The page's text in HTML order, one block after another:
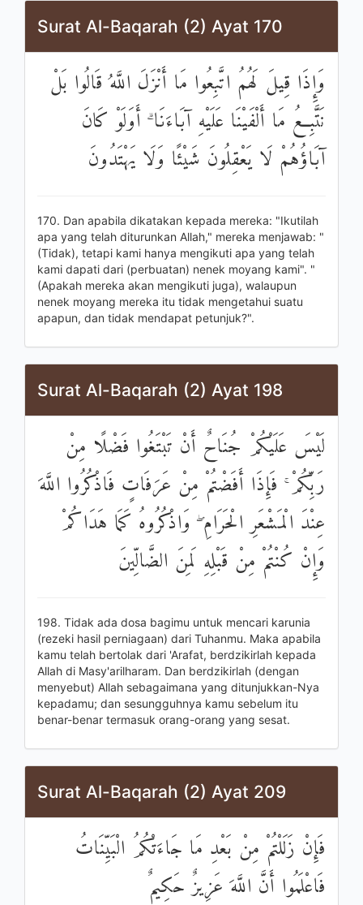
Surat Al-Baqarah (2) Ayat 170
وَإِذَا قِيلَ لَهُمُ اتَّبِعُوا مَا أَنْزَلَ اللَّهُ قَالُوا بَلْ
نَتَّبِعُ مَا أَلْفَيْنَا عَلَيْهِ آبَاءَنَا ۗ أَوَلَوْ كَانَ
آبَاؤُهُمْ لَا يَعْقِلُونَ شَيْئًا وَلَا يَهْتَدُونَ
170. Dan apabila dikatakan kepada mereka: "Ikutilah
apa yang telah diturunkan Allah," mereka menjawab: "
(Tidak), tetapi kami hanya mengikuti apa yang telah
kami dapati dari (perbuatan) nenek moyang kami". "
(Apakah mereka akan mengikuti juga), walaupun
nenek moyang mereka itu tidak mengetahui suatu
apapun, dan tidak mendapat petunjuk?".
Surat Al-Baqarah (2) Ayat 198
لَيْسَ عَلَيْكُمْ جُنَاحٌ أَنْ تَبْتَغُوا فَضْلًا مِنْ
رَبِّكُمْ ۚ فَإِذَا أَفَضْتُمْ مِنْ عَرَفَاتٍ فَاذْكُرُوا اللَّهَ
عِنْدَ الْمَشْعَرِ الْحَرَامِ ۖ وَاذْكُرُوهُ كَمَا هَدَاكُمْ
وَإِنْ كُنْتُمْ مِنْ قَبْلِهِ لَمِنَ الضَّالِّينَ
198. Tidak ada dosa bagimu untuk mencari karunia
(rezeki hasil perniagaan) dari Tuhanmu. Maka apabila
kamu telah bertolak dari 'Arafat, berdzikirlah kepada
Allah di Masy'arilharam. Dan berdzikirlah (dengan
menyebut) Allah sebagaimana yang ditunjukkan-Nya
kepadamu; dan sesungguhnya kamu sebelum itu
benar-benar termasuk orang-orang yang sesat.
Surat Al-Baqarah (2) Ayat 209
فَإِنْ زَلَلْتُمْ مِنْ بَعْدِ مَا جَاءَتْكُمُ الْبَيِّنَاتُ
فَاعْلَمُوا أَنَّ اللَّهَ عَزِيزٌ حَكِيمٌ